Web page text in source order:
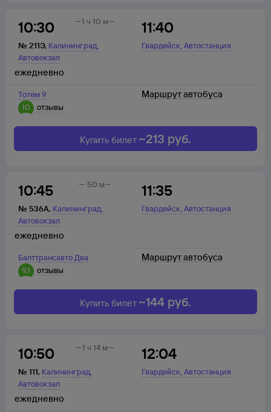
10:30
№ 211Э, Калининград,
Автовокзал
11:40
Гвардейск,Автостанция
1 ч 10 м
Тотем 9
10
отзывы
ежедневно
Маршрут автобуса
Купить билет ~213 руб.
10:45
№ 536А, Калининград,
Автовокзал
11:35
Гвардейск,Автостанция
50 м
Балттрансавто Два
9,1
отзывы
ежедневно
Маршрут автобуса
Купить билет ~144 руб.
10:50
№ 111, Калининград,
Автовокзал
12:04
Гвардейск,Автостанция
1 ч 14 м
ежедневно